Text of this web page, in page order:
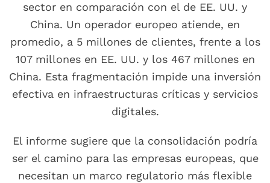
sector en comparación con el de EE. UU. y
China. Un operador europeo atiende, en
promedio, a 5 millones de clientes, frente a los
107 millones en EE. UU. y los 467 millones en
China. Esta fragmentación impide una inversión
efectiva en infraestructuras críticas y servicios
digitales.
El informe sugiere que la consolidación podría
ser el camino para las empresas europeas, que
necesitan un marco regulatorio más flexible